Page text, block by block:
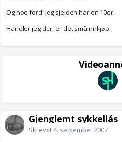
Og noe fordi jeg sjelden har en 10er.
Handler jeg der, er det småinnkjøp.
Gjenglemt sykkellås
Skrevet4. september 2007